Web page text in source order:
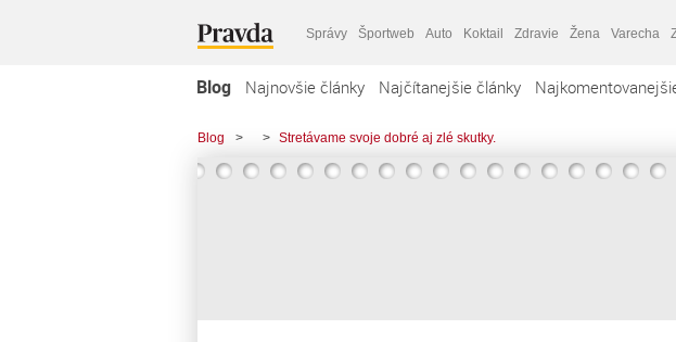
Správy Športweb Auto Koktail Zdravie Žena Varecha
Blog Najnovšie články Najčítanejšie články
Blog > > Stretávame svoje dobré aj zlé skutky.